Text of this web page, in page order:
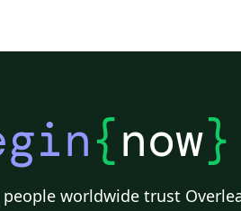
{now}
worldwide trust